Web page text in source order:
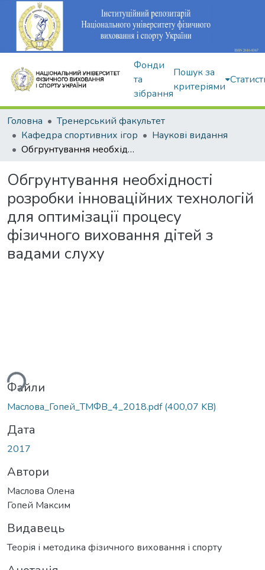
Фонди
та
зібрання
Пошук за
критеріями
Головна
Тренерський факультет
Кафедра спортивних ігор
Наукові видання
Обгрунтування необхідності розробки інноваційних технологій для оптимізації процесу фізичного виховання дітей з вадами слуху
Обгрунтування необхідності
розробки інноваційних технологій
для оптимізації процесу
фізичного виховання дітей з
вадами слуху
Файли
Маслова_Гопей_ТМФВ_4_2018.pdf(400,07 KB)
Дата
2017
Автори
Маслова Олена
Гопей Максим
Видавець
Теорія і методика фізичного виховання і спорту